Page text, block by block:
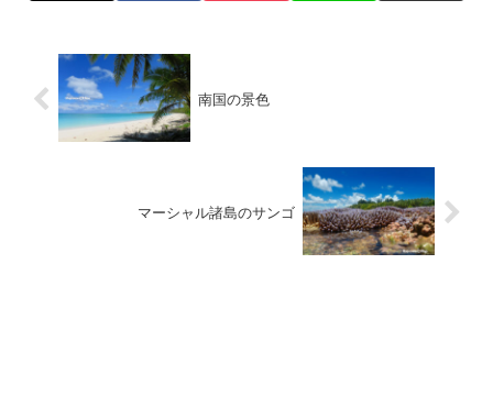
南国の景色
マーシャル諸島のサンゴ